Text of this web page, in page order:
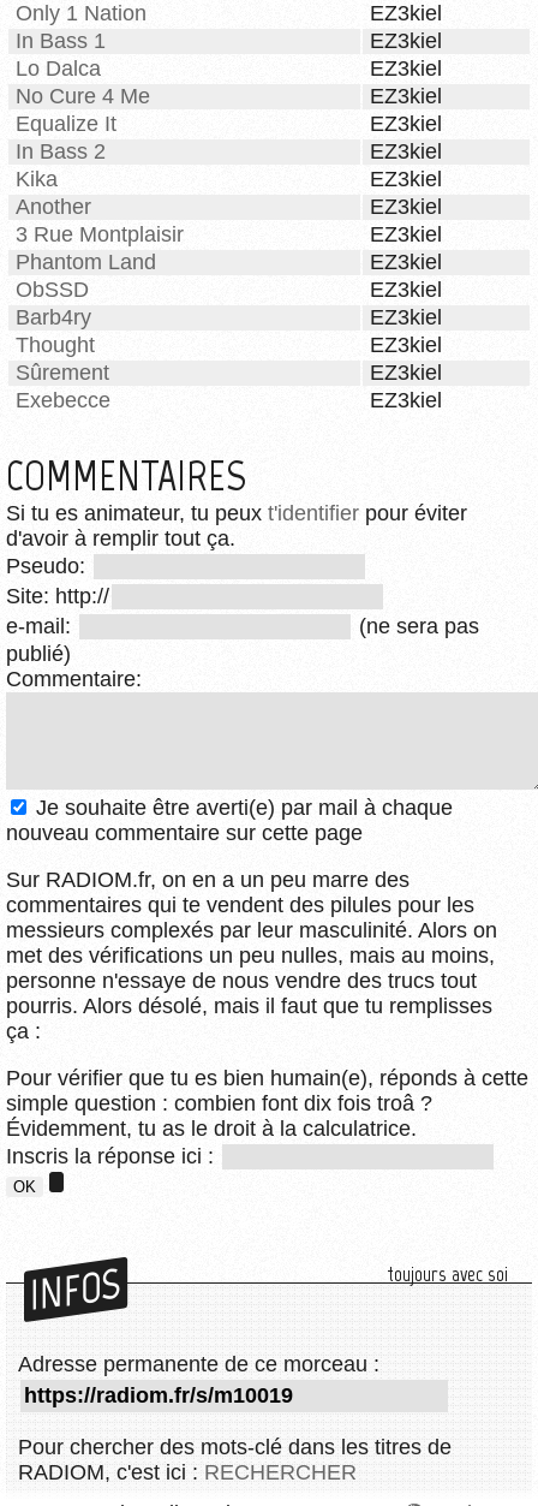
Only 1 Nation
EZ3kiel
In Bass 1
EZ3kiel
Lo Dalca
EZ3kiel
No Cure 4 Me
EZ3kiel
Equalize It
EZ3kiel
In Bass 2
EZ3kiel
Kika
EZ3kiel
Another
EZ3kiel
3 Rue Montplaisir
EZ3kiel
Phantom Land
EZ3kiel
ObSSD
EZ3kiel
Barb4ry
EZ3kiel
Thought
EZ3kiel
Sûrement
EZ3kiel
Exebecce
EZ3kiel
COMMENTAIRES
Si tu es animateur, tu peux t'identifier pour éviter
d'avoir à remplir tout ça.
Pseudo:
Site: http://
e-mail:
(ne sera pas
publié)
Commentaire:
Je souhaite être averti(e) par mail à chaque
nouveau commentaire sur cette page
Sur RADIOM.fr, on en a un peu marre des
commentaires qui te vendent des pilules pour les
messieurs complexés par leur masculinité. Alors on
met des vérifications un peu nulles, mais au moins,
personne n'essaye de nous vendre des trucs tout
pourris. Alors désolé, mais il faut que tu remplisses
ça :
Pour vérifier que tu es bien humain(e), réponds à cette
simple question : combien font dix fois troâ ?
Évidemment, tu as le droit à la calculatrice.
Inscris la réponse ici :
INFOS toujours avec soi
Adresse permanente de ce morceau :
Pour chercher des mots-clé dans les titres de
RADIOM, c'est ici : RECHERCHER